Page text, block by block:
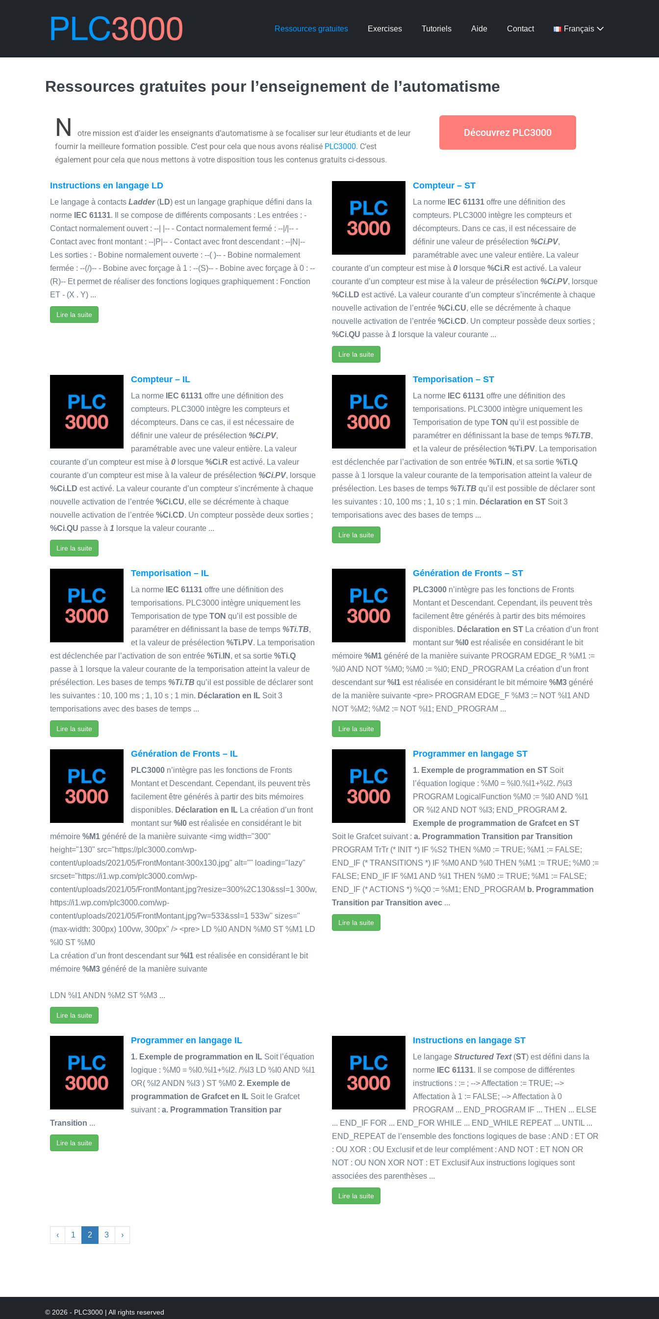
Ressources gratuites Exercises Tutoriels Aide Contact Français
Ressources gratuites pour l’enseignement de l’automatisme
N
otre mission est d’aider les enseignants d’automatisme à se focaliser sur leur étudiants et de leur
fournir la meilleure formation possible. C’est pour cela que nous avons réalisé PLC3000. C’est
également pour cela que nous mettons à votre disposition tous les contenus gratuits ci-dessous.
Découvrez PLC3000
Instructions en langage LD
Le langage à contacts Ladder(LD) est un langage graphique défini dans la
norme
IEC 61131. Il se compose de différents composants : Les entrées : -
Contact normalement ouvert : --| |-- - Contact normalement fermé : --|/|-- -
Contact avec front montant : --|P|-- - Contact avec front descendant : --|N|--
Les sorties : - Bobine normalement ouverte : --( )-- - Bobine normalement
fermée : --(/)-- - Bobine avec forçage à 1 : --(S)-- - Bobine avec forçage à 0 : --
(R)-- Et permet de réaliser des fonctions logiques graphiquement : Fonction
ET - (X . Y) ...
Lire la suite
Compteur – ST
La norme IEC 61131 offre une définition des
compteurs. PLC3000 intègre les compteurs et
décompteurs. Dans ce cas, il est nécessaire de
définir une valeur de présélection %Ci.PV,
paramétrable avec une valeur entière. La valeur
courante d’un compteur est mise à 0 lorsque %Ci.R est activé. La valeur
courante d’un compteur est mise à la valeur de présélection %Ci.PV, lorsque
%Ci.LD est activé. La valeur courante d’un compteur s’incrémente à chaque
nouvelle activation de l’entrée %Ci.CU, elle se décrémente à chaque
nouvelle activation de l’entrée %Ci.CD. Un compteur possède deux sorties ;
%Ci.QU passe à 1 lorsque la valeur courante ...
Lire la suite
Compteur – IL
La norme IEC 61131 offre une définition des
compteurs. PLC3000 intègre les compteurs et
décompteurs. Dans ce cas, il est nécessaire de
définir une valeur de présélection %Ci.PV,
paramétrable avec une valeur entière. La valeur
courante d’un compteur est mise à 0 lorsque %Ci.R est activé. La valeur
courante d’un compteur est mise à la valeur de présélection %Ci.PV, lorsque
%Ci.LD est activé. La valeur courante d’un compteur s’incrémente à chaque
nouvelle activation de l’entrée %Ci.CU, elle se décrémente à chaque
nouvelle activation de l’entrée %Ci.CD. Un compteur possède deux sorties ;
%Ci.QU passe à 1 lorsque la valeur courante ...
Lire la suite
Temporisation – ST
La norme IEC 61131 offre une définition des
temporisations. PLC3000 intègre uniquement les
Temporisation de type TON qu’il est possible de
paramétrer en définissant la base de temps %Ti.TB,
et la valeur de présélection %Ti.PV. La temporisation
est déclenchée par l’activation de son entrée %Ti.IN , et sa sortie %Ti.Q
passe à 1 lorsque la valeur courante de la temporisation atteint la valeur de
présélection. Les bases de temps %Ti.TB qu’il est possible de déclarer sont
les suivantes : 10, 100 ms ; 1, 10 s ; 1 min. Déclaration en ST Soit 3
temporisations avec des bases de temps ...
Lire la suite
Temporisation – IL
La norme IEC 61131 offre une définition des
temporisations. PLC3000 intègre uniquement les
Temporisation de type TON qu’il est possible de
paramétrer en définissant la base de temps %Ti.TB,
et la valeur de présélection %Ti.PV. La temporisation
est déclenchée par l’activation de son entrée %Ti.IN , et sa sortie %Ti.Q
passe à 1 lorsque la valeur courante de la temporisation atteint la valeur de
présélection. Les bases de temps %Ti.TB qu’il est possible de déclarer sont
les suivantes : 10, 100 ms ; 1, 10 s ; 1 min. Déclaration en IL Soit 3
temporisations avec des bases de temps ...
Lire la suite
Génération de Fronts – ST
PLC3000 n’intègre pas les fonctions de Fronts
Montant et Descendant. Cependant, ils peuvent très
facilement être générés à partir des bits mémoires
disponibles. Déclaration en ST La création d’un front
montant sur %I0 est réalisée en considérant le bit
mémoire %M1 généré de la manière suivante PROGRAM EDGE_R %M1 :=
%I0 AND NOT %M0; %M0 := %I0; END_PROGRAM La création d’un front
descendant sur %I1 est réalisée en considérant le bit mémoire %M3 généré
de la manière suivante <pre> PROGRAM EDGE_F %M3 := NOT %I1 AND
NOT %M2; %M2 := NOT %I1; END_PROGRAM ...
Lire la suite
Génération de Fronts – IL
PLC3000 n’intègre pas les fonctions de Fronts
Montant et Descendant. Cependant, ils peuvent très
facilement être générés à partir des bits mémoires
disponibles. Déclaration en IL La création d’un front
montant sur %I0 est réalisée en considérant le bit
mémoire %M1 généré de la manière suivante <img width="300"
height="130" src="https://plc3000.com/wp-
content/uploads/2021/05/FrontMontant-300x130.jpg" alt="" loading="lazy"
srcset="https://i1.wp.com/plc3000.com/wp-
content/uploads/2021/05/FrontMontant.jpg?resize=300%2C130&ssl=1 300w,
https://i1.wp.com/plc3000.com/wp-
content/uploads/2021/05/FrontMontant.jpg?w=533&ssl=1 533w" sizes="
(max-width: 300px) 100vw, 300px" /> <pre> LD %I0 ANDN %M0 ST %M1 LD
%I0 ST %M0
La création d’un front descendant sur %I1 est réalisée en considérant le bit
mémoire %M3 généré de la manière suivante
LDN %I1 ANDN %M2 ST %M3 ...
Lire la suite
Programmer en langage ST
1. Exemple de programmation en ST Soit
l’équation logique : %M0 = %I0.%I1+%I2. /%I3
PROGRAM LogicalFunction %M0 := %I0 AND %I1
OR %I2 AND NOT %I3; END_PROGRAM 2.
Exemple de programmation de Grafcet en ST
Soit le Grafcet suivant : a. Programmation Transition par Transition
PROGRAM TrTr (* INIT *) IF %S2 THEN %M0 := TRUE; %M1 := FALSE;
END_IF (* TRANSITIONS *) IF %M0 AND %I0 THEN %M1 := TRUE; %M0 :=
FALSE; END_IF IF %M1 AND %I1 THEN %M0 := TRUE; %M1 := FALSE;
END_IF (* ACTIONS *) %Q0 := %M1; END_PROGRAM b. Programmation
Transition par Transition avec ...
Lire la suite
Programmer en langage IL
1. Exemple de programmation en IL Soit l’équation
logique : %M0 = %I0.%I1+%I2. /%I3 LD %I0 AND %I1
OR( %I2 ANDN %I3 ) ST %M0 2. Exemple de
programmation de Grafcet en IL Soit le Grafcet
suivant : a. Programmation Transition par
Transition ...
Lire la suite
Instructions en langage ST
Le langage Structured Text(ST) est défini dans la
norme
IEC 61131. Il se compose de différentes
instructions : := ; --> Affectation := TRUE; -->
Affectation à 1 := FALSE; --> Affectation à 0
PROGRAM ... END_PROGRAM IF ... THEN ... ELSE
... END_IF FOR ... END_FOR WHILE ... END_WHILE REPEAT ... UNTIL ...
END_REPEAT de l’ensemble des fonctions logiques de base : AND : ET OR
: OU XOR : OU Exclusif et de leur complément : AND NOT : ET NON OR
NOT : OU NON XOR NOT : ET Exclusif Aux instructions logiques sont
associées des parenthèses ...
Lire la suite
‹ 1 2 3 ›
© 2026 - PLC3000 | All rights reserved